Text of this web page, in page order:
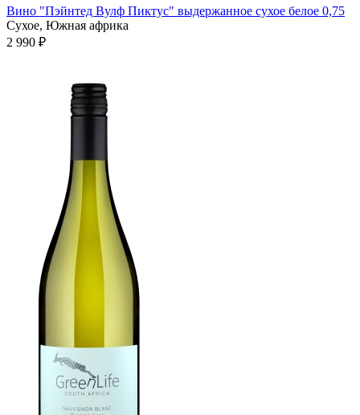
Вино "Пэйнтед Вулф Пиктус" выдержанное сухое белое 0,75
Сухое, Южная африка
2 990 ₽